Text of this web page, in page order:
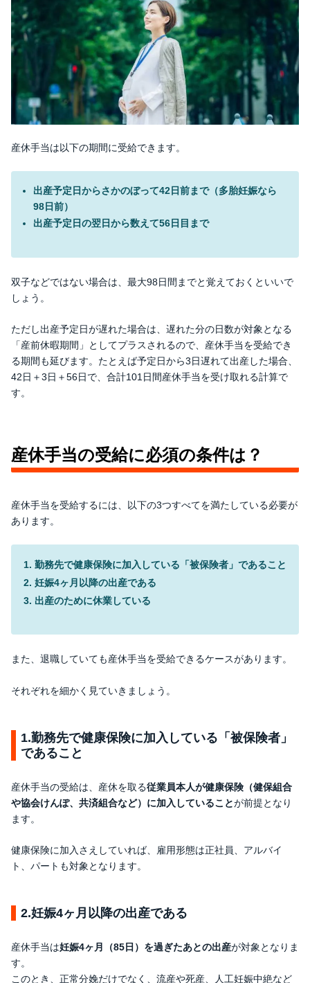
産休手当は以下の期間に受給できます。
出産予定日からさかのぼって42日前まで（多胎妊娠なら
98日前）
出産予定日の翌日から数えて56日目まで
双子などではない場合は、最大98日間までと覚えておくといいで
しょう。
ただし出産予定日が遅れた場合は、遅れた分の日数が対象となる
「産前休暇期間」としてプラスされるので、産休手当を受給でき
る期間も延びます。たとえば予定日から3日遅れて出産した場合、
42日＋3日＋56日で、合計101日間産休手当を受け取れる計算で
す。
産休手当の受給に必須の条件は？
産休手当を受給するには、以下の3つすべてを満たしている必要が
あります。
勤務先で健康保険に加入している「被保険者」であること
妊娠4ヶ月以降の出産である
出産のために休業している
また、退職していても産休手当を受給できるケースがあります。
それぞれを細かく見ていきましょう。
1.勤務先で健康保険に加入している「被保険者」
であること
産休手当の受給は、産休を取る従業員本人が健康保険（健保組合
や協会けんぽ、共済組合など）に加入していることが前提となり
ます。
健康保険に加入さえしていれば、雇用形態は正社員、アルバイ
ト、パートも対象となります。
2.妊娠4ヶ月以降の出産である
産休手当は妊娠4ヶ月（85日）を過ぎたあとの出産が対象となりま
す。
このとき、正常分娩だけでなく、流産や死産、人工妊娠中絶など